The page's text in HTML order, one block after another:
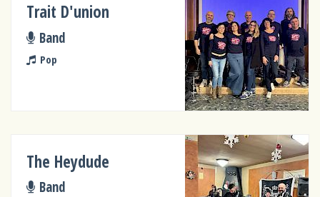
Trait D'union
Band
Pop
The Heydude
Band